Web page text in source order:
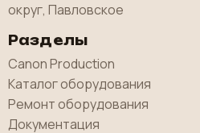
округ, Павловское
Разделы
Canon Production
Каталог оборудования
Ремонт оборудования
Документация